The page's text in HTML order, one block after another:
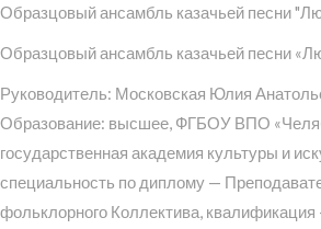
Образцовый ансамбль казачьей песни
Образцовый ансамбль казачьей песни
Руководитель: Московская Юлия
Образование: высшее, ФГБОУ ВПО
государственная академия культуры и
специальность по диплому —
фольклорного Коллектива,